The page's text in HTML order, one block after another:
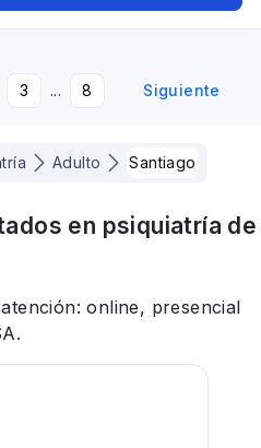
3 ... 8 Siguiente
Adulto Santiago
en psiquiatría de
online, presencial